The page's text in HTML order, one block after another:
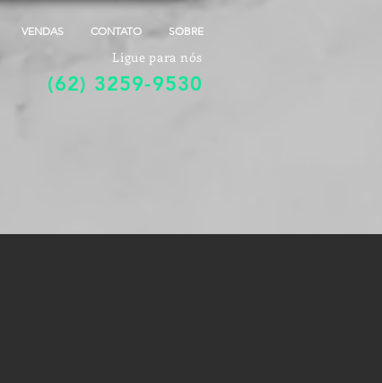
Ligue para nós
(62) 3259-9530
VENDAS CONTATO SOBRE